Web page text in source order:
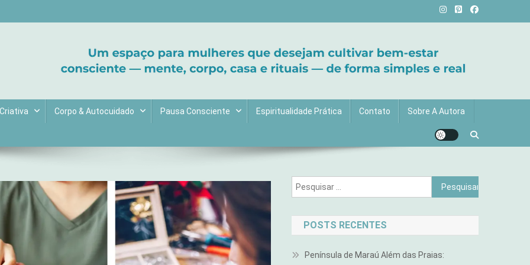
Corpo & Autocuidado Pausa Consciente Espiritualidade Prática Contato Sobre A Autora
Pesquisar
por:
POSTS RECENTES
Península de Maraú Além das Praias: